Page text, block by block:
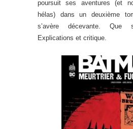
poursuit ses aventures (et
hélas) dans un deuxième
s’avère décevante. Que
Explications et critique.